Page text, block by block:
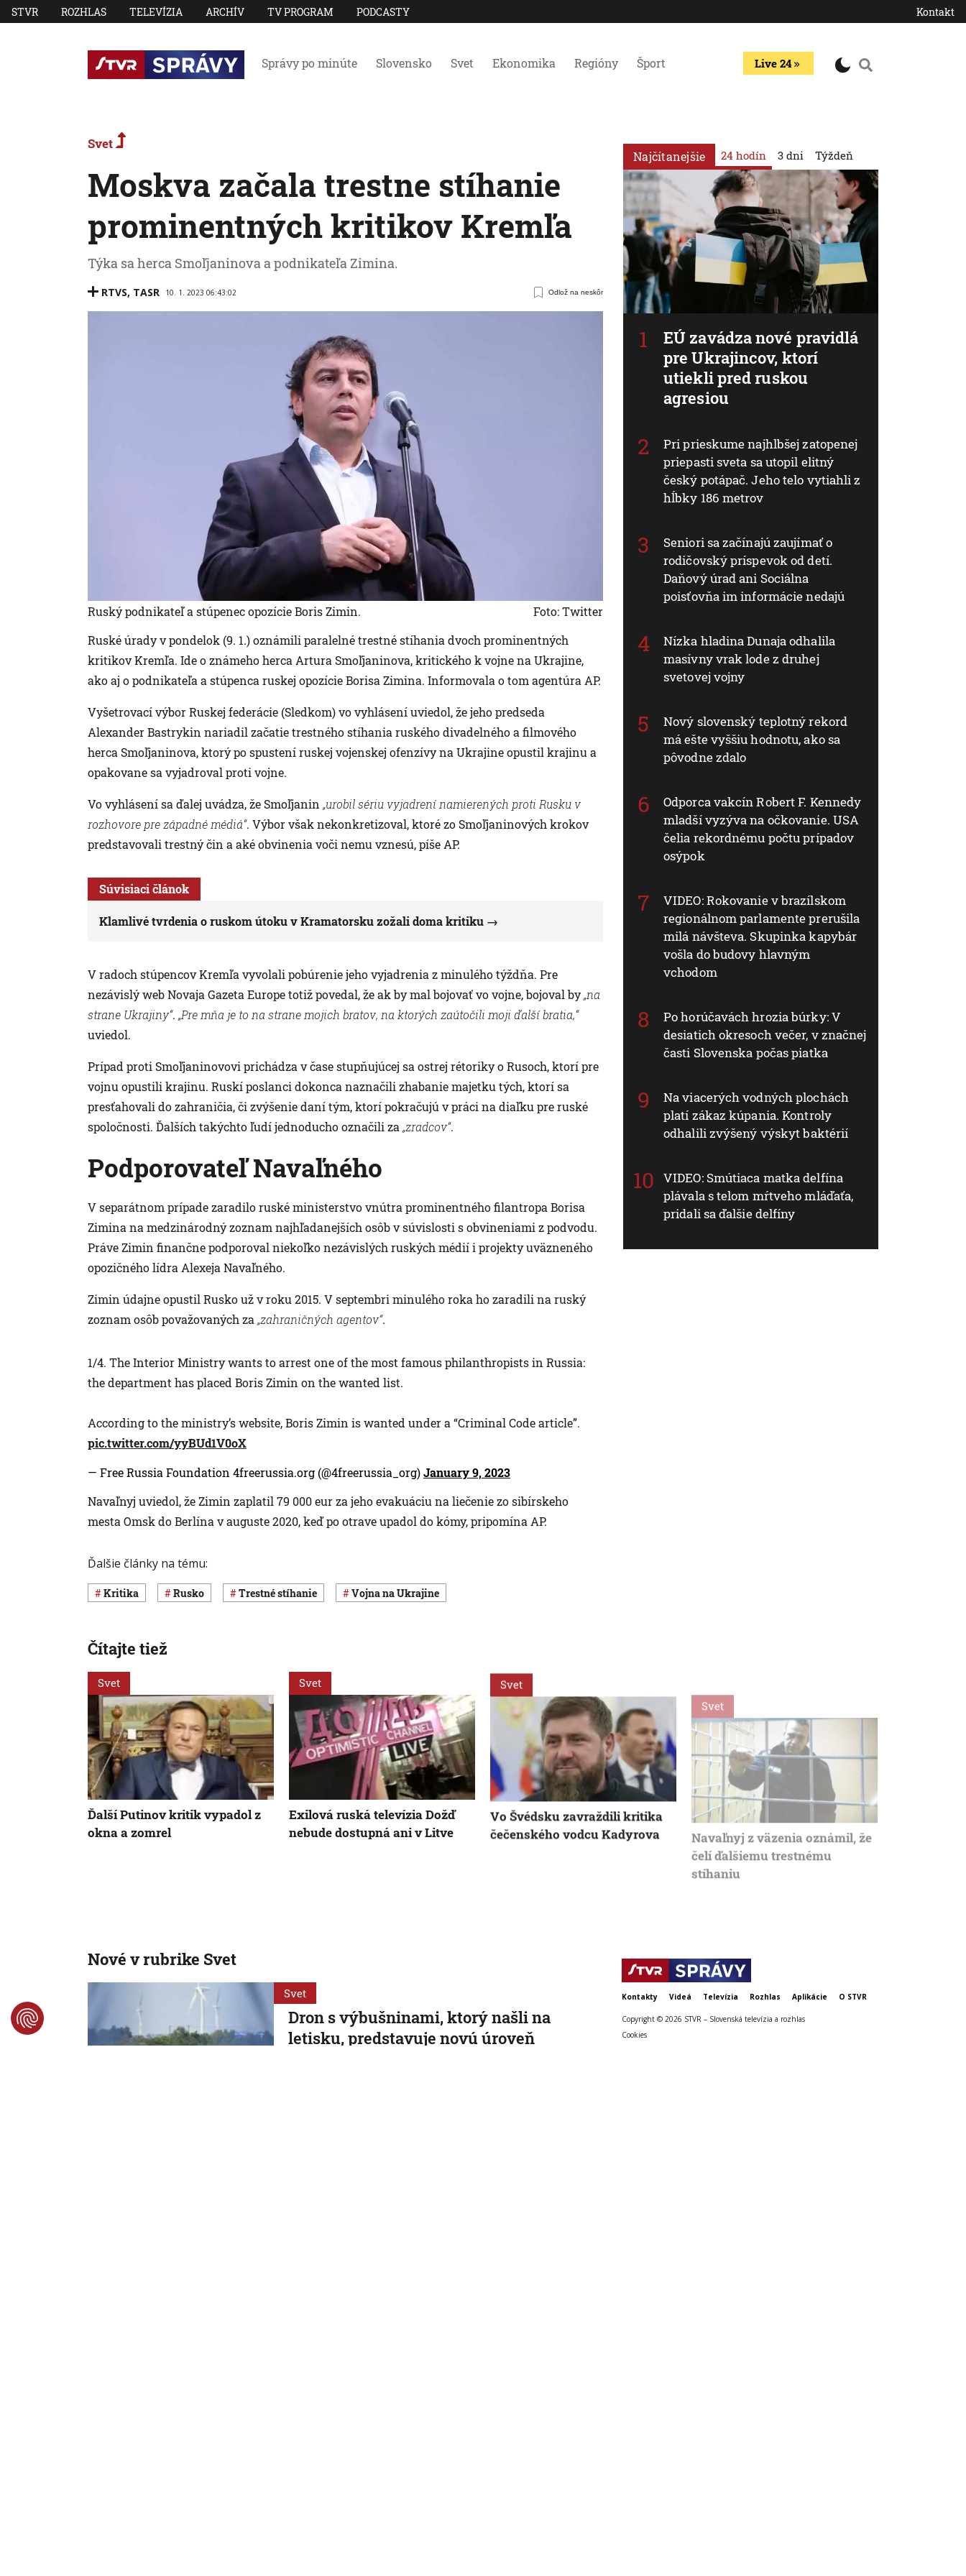
STVR ROZHLAS TELEVÍZIA ARCHÍV TV PROGRAM PODCASTY Kontakt
Správy po minúte Slovensko Svet Ekonomika Regióny Šport Live 24
Svet
Moskva začala trestne stíhanie
prominentných kritikov Kremľa
Týka sa herca Smoľjaninova a podnikateľa Zimina.
RTVS, TASR 10. 1. 2023 06:43:02 Odlož na neskôr
Ruský podnikateľ a stúpenec opozície Boris Zimin.
Foto: Twitter
Ruské úrady v pondelok (9. 1.) oznámili paralelné trestné stíhania dvoch prominentných
kritikov Kremľa. Ide o známeho herca Artura Smoľjaninova, kritického k vojne na Ukrajine,
ako aj o podnikateľa a stúpenca ruskej opozície Borisa Zimina. Informovala o tom agentúra AP.
Vyšetrovací výbor Ruskej federácie (Sledkom) vo vyhlásení uviedol, že jeho predseda
Alexander Bastrykin nariadil začatie trestného stíhania ruského divadelného a filmového
herca Smoľjaninova, ktorý po spustení ruskej vojenskej ofenzívy na Ukrajine opustil krajinu a
opakovane sa vyjadroval proti vojne.
Vo vyhlásení sa ďalej uvádza, že Smoľjanin „urobil sériu vyjadrení namierených proti Rusku v
rozhovore pre západné médiá“. Výbor však nekonkretizoval, ktoré zo Smoľjaninových krokov
predstavovali trestný čin a aké obvinenia voči nemu vznesú, píše AP.
Súvisiaci článok
Klamlivé tvrdenia o ruskom útoku v Kramatorsku zožali doma kritiku
V radoch stúpencov Kremľa vyvolali pobúrenie jeho vyjadrenia z minulého týždňa. Pre
nezávislý web Novaja Gazeta Europe totiž povedal, že ak by mal bojovať vo vojne, bojoval by„na
strane Ukrajiny“. „Pre mňa je to na strane mojich bratov, na ktorých zaútočili moji ďalší bratia,“
uviedol.
Prípad proti Smoľjaninovovi prichádza v čase stupňujúcej sa ostrej rétoriky o Rusoch, ktorí pre
vojnu opustili krajinu. Ruskí poslanci dokonca naznačili zhabanie majetku tých, ktorí sa
presťahovali do zahraničia, či zvýšenie daní tým, ktorí pokračujú v práci na diaľku pre ruské
spoločnosti. Ďalších takýchto ľudí jednoducho označili za „zradcov“.
Podporovateľ Navaľného
V separátnom prípade zaradilo ruské ministerstvo vnútra prominentného filantropa Borisa
Zimina na medzinárodný zoznam najhľadanejších osôb v súvislosti s obvineniami z podvodu.
Práve Zimin finančne podporoval niekoľko nezávislých ruských médií i projekty uväzneného
opozičného lídra Alexeja Navaľného.
Zimin údajne opustil Rusko už v roku 2015. V septembri minulého roka ho zaradili na ruský
zoznam osôb považovaných za „zahraničných agentov“.
1/4. The Interior Ministry wants to arrest one of the most famous philanthropists in Russia:
the department has placed Boris Zimin on the wanted list.
According to the ministry’s website, Boris Zimin is wanted under a “Criminal Code article”.
pic.twitter.com/yyBUd1V0oX
— Free Russia Foundation 4freerussia.org (@4freerussia_org)January 9, 2023
Navaľnyj uviedol, že Zimin zaplatil 79 000 eur za jeho evakuáciu na liečenie zo sibírskeho
mesta Omsk do Berlína v auguste 2020, keď po otrave upadol do kómy, pripomína AP.
Ďalšie články na tému:
kritika Rusko trestné stíhanie vojna na Ukrajine
Najčítanejšie 24 hodín
EÚ zavádza nové pravidlá
pre Ukrajincov, ktorí
utiekli pred ruskou
agresiou
Pri prieskume najhlbšej zatopenej
priepasti sveta sa utopil elitný
český potápač. Jeho telo vytiahli z
hĺbky 186 metrov
Seniori sa začínajú zaujímať o
rodičovský príspevok od detí.
Daňový úrad ani Sociálna
poisťovňa im informácie nedajú
Nízka hladina Dunaja odhalila
masívny vrak lode z druhej
svetovej vojny
Nový slovenský teplotný rekord
má ešte vyššiu hodnotu, ako sa
pôvodne zdalo
Odporca vakcín Robert F. Kennedy
mladší vyzýva na očkovanie. USA
čelia rekordnému počtu prípadov
osýpok
VIDEO: Rokovanie v brazílskom
regionálnom parlamente prerušila
milá návšteva. Skupinka kapybár
vošla do budovy hlavným
vchodom
Po horúčavách hrozia búrky: V
desiatich okresoch večer, v značnej
časti Slovenska počas piatka
Na viacerých vodných plochách
platí zákaz kúpania. Kontroly
odhalili zvýšený výskyt baktérií
VIDEO: Smútiaca matka delfína
plávala s telom mŕtveho mláďaťa,
pridali sa ďalšie delfíny
3 dni Týždeň
Čítajte tiež
Svet
Ďalší Putinov kritik vypadol z
okna a zomrel
Svet
Exilová ruská televízia Dožď
nebude dostupná ani v Litve
Svet
Vo Švédsku zavraždili kritika
čečenského vodcu Kadyrova
Navaľnyj z väzenia oznámil, že
čelí ďalšiemu trestnému
stíhaniu
Nové v rubrike Svet
Svet
Dron s výbušninami, ktorý našli na
letisku, predstavuje novú úroveň
Kontakty Videá Televízia Rozhlas Aplikácie O STVR
Copyright © 2026 STVR – Slovenská televízia a rozhlas
Cookies